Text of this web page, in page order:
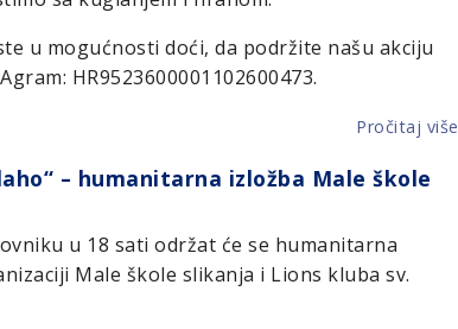
u mogućnosti doći, da podržite našu akciju
HR9523600001102600473.
Pročitaj više
– humanitarna izložba Male škole
u 18 sati održat će se humanitarna
Male škole slikanja i Lions kluba sv.